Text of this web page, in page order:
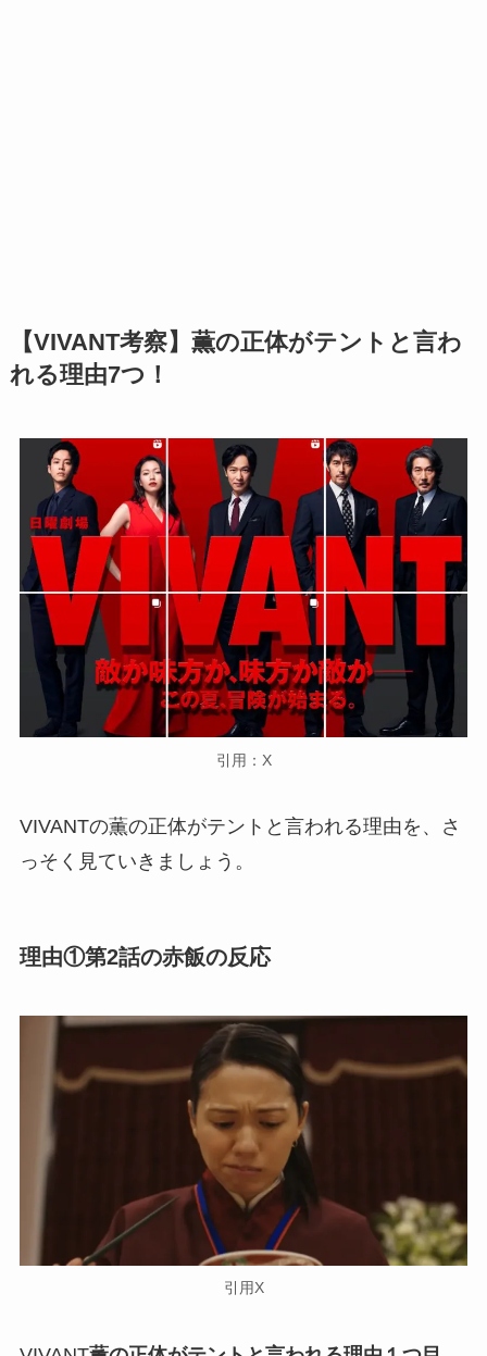
【VIVANT考察】薫の正体がテントと言わ
れる理由7つ！
引用：X
VIVANTの薫の正体がテントと言われる理由を、さ
っそく見ていきましょう。
理由①第2話の赤飯の反応
引用X